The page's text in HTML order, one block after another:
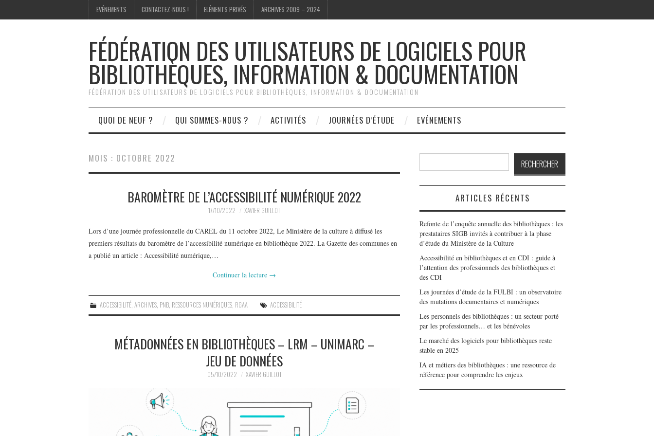
EVÉNEMENTS CONTACTEZ-NOUS ! ELÉMENTS PRIVÉS ARCHIVES 2009 – 2024
FÉDÉRATION DES UTILISATEURS DE LOGICIELS POUR
BIBLIOTHÈQUES, INFORMATION & DOCUMENTATION
FÉDÉRATION DES UTILISATEURS DE LOGICIELS POUR BIBLIOTHÈQUES, INFORMATION & DOCUMENTATION
QUOI DE NEUF ? QUI SOMMES-NOUS ? ACTIVITÉS JOURNÉES D’ÉTUDE EVÉNEMENTS
MOIS : OCTOBRE 2022
BAROMÈTRE DE L’ACCESSIBILITÉ NUMÉRIQUE 2022
17/10/2022 XAVIER GUILLOT
Lors d’une journée professionnelle du CAREL du 11 octobre 2022, Le Ministère de la culture à diffusé les
premiers résultats du baromètre de l’accessibilité numérique en bibliothèque 2022. La Gazette des communes en
a publié un article : Accessibilité numérique,…
Continuer la lecture →
ACCESSIBILITÉ ,ARCHIVES PNB RESSOURCES NUMÉRIQUES RGAA ACCESSIBILITÉ
MÉTADONNÉES EN BIBLIOTHÈQUES – LRM – UNIMARC –
JEU DE DONNÉES
05/10/2022 XAVIER GUILLOT
RECHERCHER
ARTICLES RÉCENTS
Refonte de l’enquête annuelle des bibliothèques : les
prestataires SIGB invités à contribuer à la phase
d’étude du Ministère de la Culture
Accessibilité en bibliothèques et en CDI : guide à
l’attention des professionnels des bibliothèques et
des CDI
Les journées d’étude de la FULBI : un observatoire
des mutations documentaires et numériques
Les personnels des bibliothèques : un secteur porté
par les professionnels… et les bénévoles
Le marché des logiciels pour bibliothèques reste
stable en 2025
IA et métiers des bibliothèques : une ressource de
référence pour comprendre les enjeux